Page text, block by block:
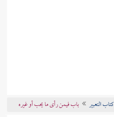
كتاب التعبير باب فيمن رأى ما يحب أو غيره